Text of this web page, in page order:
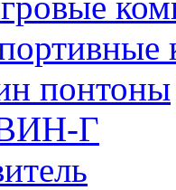
понтоны
Г